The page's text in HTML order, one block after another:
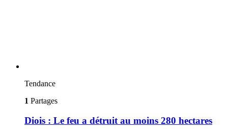
Tendance
1 Partages
Diois : Le feu a détruit au moins 280 hectares